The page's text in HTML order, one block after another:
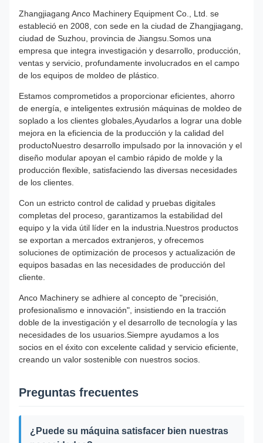
Zhangjiagang Anco Machinery Equipment Co., Ltd. se
estableció en 2008, con sede en la ciudad de Zhangjiagang,
ciudad de Suzhou, provincia de Jiangsu.Somos una
empresa que integra investigación y desarrollo, producción,
ventas y servicio, profundamente involucrados en el campo
de los equipos de moldeo de plástico.
Estamos comprometidos a proporcionar eficientes, ahorro
de energía, e inteligentes extrusión máquinas de moldeo de
soplado a los clientes globales,Ayudarlos a lograr una doble
mejora en la eficiencia de la producción y la calidad del
productoNuestro desarrollo impulsado por la innovación y el
diseño modular apoyan el cambio rápido de molde y la
producción flexible, satisfaciendo las diversas necesidades
de los clientes.
Con un estricto control de calidad y pruebas digitales
completas del proceso, garantizamos la estabilidad del
equipo y la vida útil líder en la industria.Nuestros productos
se exportan a mercados extranjeros, y ofrecemos
soluciones de optimización de procesos y actualización de
equipos basadas en las necesidades de producción del
cliente.
Anco Machinery se adhiere al concepto de "precisión,
profesionalismo e innovación", insistiendo en la tracción
doble de la investigación y el desarrollo de tecnología y las
necesidades de los usuarios.Siempre ayudamos a los
socios en el éxito con excelente calidad y servicio eficiente,
creando un valor sostenible con nuestros socios.
Preguntas frecuentes
¿Puede su máquina satisfacer bien nuestras